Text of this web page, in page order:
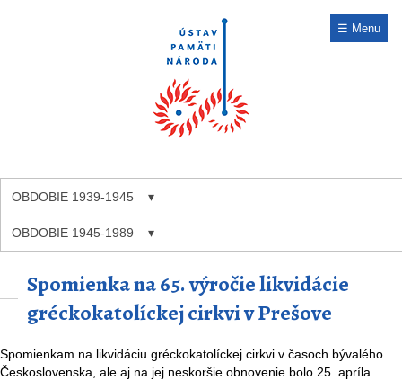
☰ Menu
OBDOBIE 1939-1945
OBDOBIE 1945-1989
Spomienka na 65. výročie likvidácie
gréckokatolíckej cirkvi v Prešove
Spomienkam na likvidáciu gréckokatolíckej cirkvi v časoch bývalého
Československa, ale aj na jej neskoršie obnovenie bolo 25. apríla